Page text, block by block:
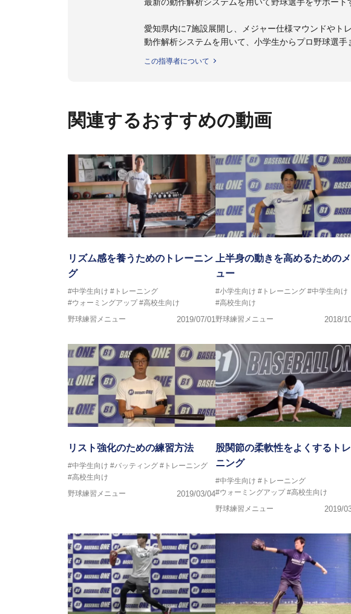
愛知県内に7施設展開し、メジャー仕様マウンドやト
動作解析システムを用いて、小学生からプロ野球選手
この指導者について
関連するおすすめの動画
リズム感を養うためのトレーニン
グ
#中学生向け #トレーニング
#ウォーミングアップ #高校生向け
野球練習メニュー
2019/07/01
上半身の動きを高めるための
ュー
#小学生向け #トレーニング #中学生向け
#高校生向け
野球練習メニュー
2018/
リスト強化のための練習方法
#中学生向け #バッティング #トレーニング
#高校生向け
野球練習メニュー
2019/03/04
股関節の柔軟性をよくするト
ニング
#中学生向け #トレーニング
#ウォーミングアップ #高校生向け
野球練習メニュー
2019/